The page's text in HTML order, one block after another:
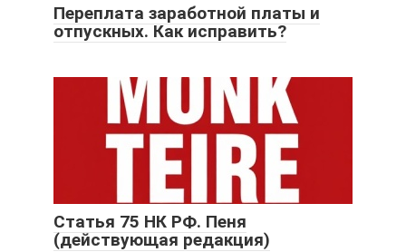
Переплата заработной платы и
отпускных. Как исправить?
Статья 75 НК РФ. Пеня
(действующая редакция)